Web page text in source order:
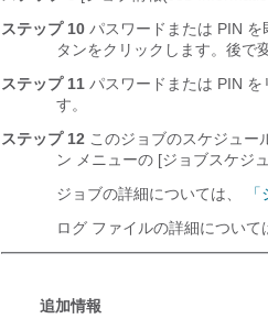
ステップ 10 パスワードまたは PIN
タンをクリックします。後で
ステップ 11 パスワードまたは PIN
す。
ステップ 12 このジョブのスケジュー
ン メニューの [ジョブスケジ
ジョブの詳細については、
ログ ファイルの詳細について
追加情報